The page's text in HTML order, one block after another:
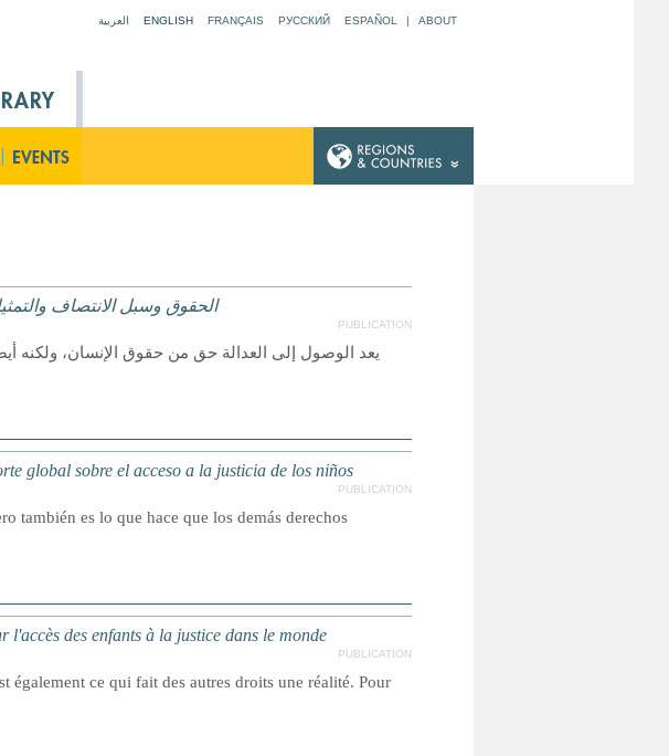
العربية ENGLISH FRANÇAIS РУССКИЙ ESPAÑOL | ABOUT
الحقوق وسبل الانتصاف
PUBLICATION
يعد الوصول إلى العدالة حق من حقوق الإنسان، ولكنه
global sobre el acceso a la justicia de los niños
PUBLICATION
también es lo que hace que los demás derechos
des enfants à la justice dans le monde
PUBLICATION
également ce qui fait des autres droits une réalité. Pour